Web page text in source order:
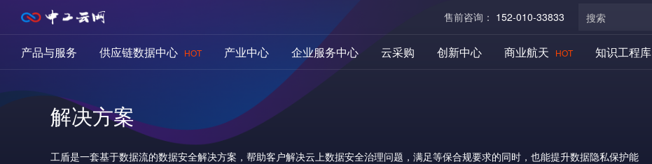
售前咨询： 152-010-33833
产品与服务 供应链数据中心 HOT 产业中心 企业服务中心 云采购 创新中心 商业航天 HOT 知识工程库
解决方案
工盾是一套基于数据流的数据安全解决方案，帮助客户解决云上数据安全治理问题，满足等保合规要求的同时，也能提升数据隐私保护能